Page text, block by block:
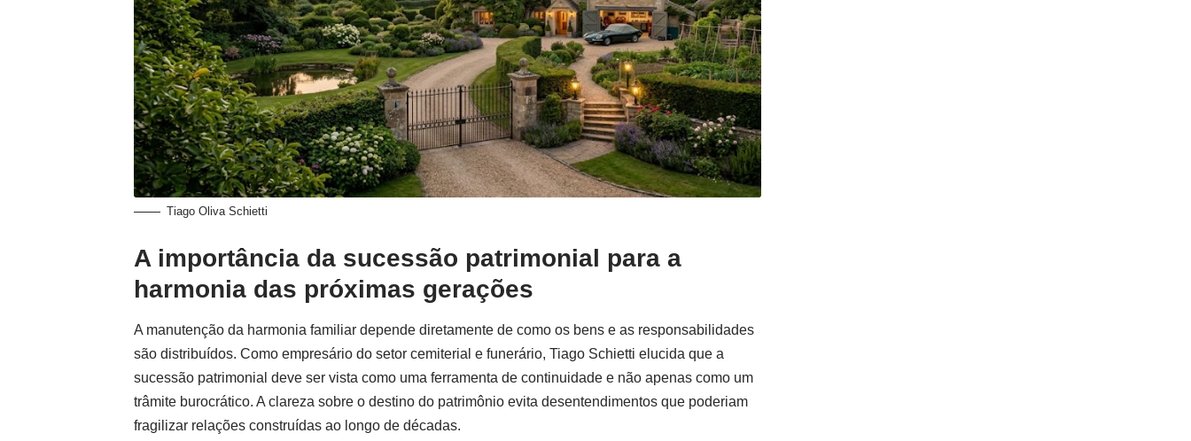
Tiago Oliva Schietti
A importância da sucessão patrimonial para a
harmonia das próximas gerações
A manutenção da harmonia familiar depende diretamente de como os bens e as responsabilidades
são distribuídos. Como empresário do setor cemiterial e funerário, Tiago Schietti elucida que a
sucessão patrimonial deve ser vista como uma ferramenta de continuidade e não apenas como um
trâmite burocrático. A clareza sobre o destino do patrimônio evita desentendimentos que poderiam
fragilizar relações construídas ao longo de décadas.